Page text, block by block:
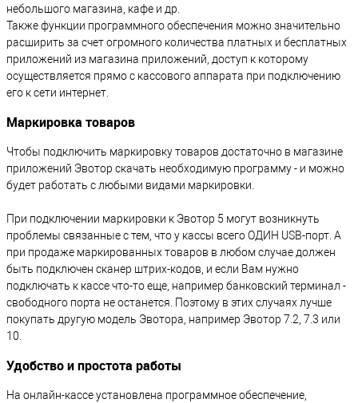
небольшого магазина, кафе и др.
Также функции программного обеспечения можно значительно
расширить за счет огромного количества платных и бесплатных
приложений из магазина приложений, доступ к которому
осуществляется прямо с кассового аппарата при подключению
его к сети интернет.
Маркировка товаров
Чтобы подключить маркировку товаров достаточно в магазине
приложений Эвотор скачать необходимую программу - и можно
будет работать с любыми видами маркировки.
При подключении маркировки к Эвотор 5 могут возникнуть
проблемы связанные с тем, что у кассы всего ОДИН USB-порт. А
при продаже маркированных товаров в любом случае должен
быть подключен сканер штрих-кодов, и если Вам нужно
подключать к кассе что-то еще, например банковский терминал -
свободного порта не останется. Поэтому в этих случаях лучше
покупать другую модель Эвотора, например Эвотор 7.2, 7.3 или
10.
Удобство и простота работы
На онлайн-кассе установлена программное обеспечение,